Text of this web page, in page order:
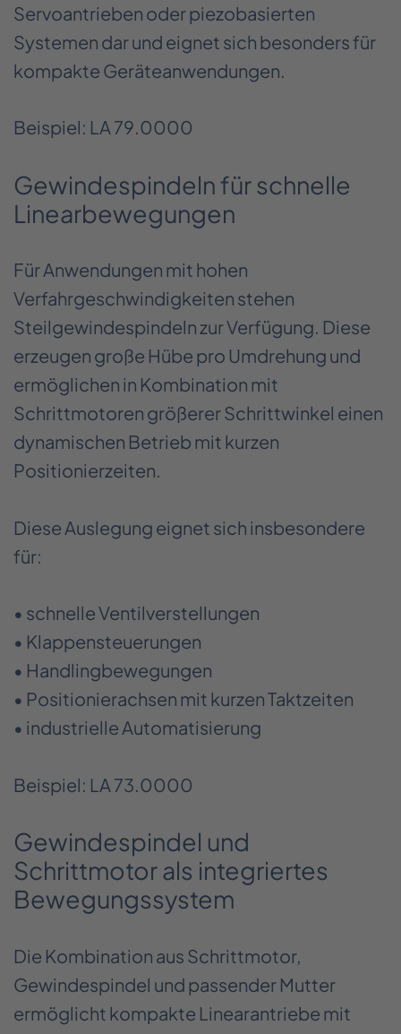
Servoantrieben oder piezobasierten
Systemen dar und eignet sich besonders für
kompakte Geräteanwendungen.
Beispiel: LA 79.0000
Gewindespindeln für schnelle
Linearbewegungen
Für Anwendungen mit hohen
Verfahrgeschwindigkeiten stehen
Steilgewindespindeln zur Verfügung. Diese
erzeugen große Hübe pro Umdrehung und
ermöglichen in Kombination mit
Schrittmotoren größerer Schrittwinkel einen
dynamischen Betrieb mit kurzen
Positionierzeiten.
Diese Auslegung eignet sich insbesondere
für:
• schnelle Ventilverstellungen
• Klappensteuerungen
• Handlingbewegungen
• Positionierachsen mit kurzen Taktzeiten
• industrielle Automatisierung
Beispiel: LA 73.0000
Gewindespindel und
Schrittmotor als integriertes
Bewegungssystem
Die Kombination aus Schrittmotor,
Gewindespindel und passender Mutter
ermöglicht kompakte Linearantriebe mit